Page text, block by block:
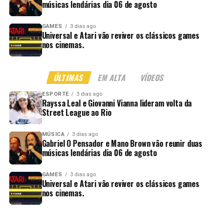
músicas lendárias dia 06 de agosto
GAMES 3 dias ago
Universal e Atari vão reviver os clássicos games
nos cinemas.
ÚLTIMAS EM ALTA VÍDEOS
ESPORTE 3 dias ago
Rayssa Leal e Giovanni Vianna lideram volta da
Street League ao Rio
MÚSICA 3 dias ago
Gabriel O Pensador e Mano Brown vão reunir duas
músicas lendárias dia 06 de agosto
GAMES 3 dias ago
Universal e Atari vão reviver os clássicos games
nos cinemas.